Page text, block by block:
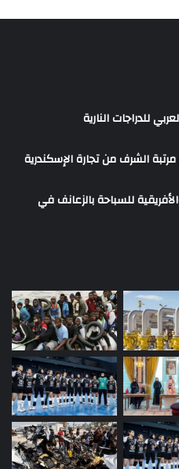
للدراجات النارية
الشرف من تجارة الإسكندرية
للسباحة بالزعانف في